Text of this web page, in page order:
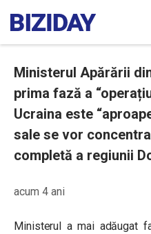
Ministerul Apărării
prima fază a
Ucraina este
sale se vor
completă a regiunii
acum 4 ani
Ministerul a mai adăugat